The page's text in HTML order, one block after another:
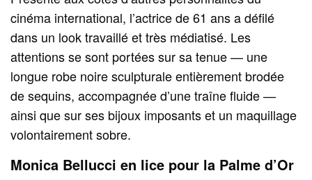
cinéma international, l’actrice de 61 ans a défilé
dans un look travaillé et très médiatisé. Les
attentions se sont portées sur sa tenue — une
longue robe noire sculpturale entièrement brodée
de sequins, accompagnée d’une traîne fluide —
ainsi que sur ses bijoux imposants et un maquillage
volontairement sobre.
Monica Bellucci en lice pour la Palme d’Or